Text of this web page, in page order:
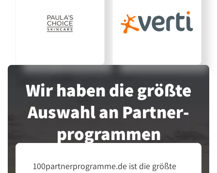
Wir haben die größte
Auswahl an Partner­
programmen
100partnerprogramme.de ist die größte